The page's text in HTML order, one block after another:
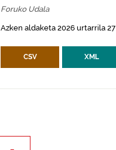
Foruko Udala
Azken aldaketa 2026 urtarrila 27
CSV XML